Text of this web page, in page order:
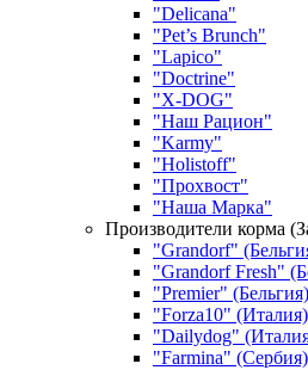
"Delicana"
"Pet’s Brunch"
"Lapico"
"Doctrine"
"X-DOG"
"Наш Рацион"
"Karmy"
"Holistoff"
"Прохвост"
"Наша Марка"
Производители корма
"Grandorf"
"Grandorf Fresh"
"Premier" (Бельгия)
"Forza10" (Италия)
"Dailydog"
"Farmina" (Сербия)